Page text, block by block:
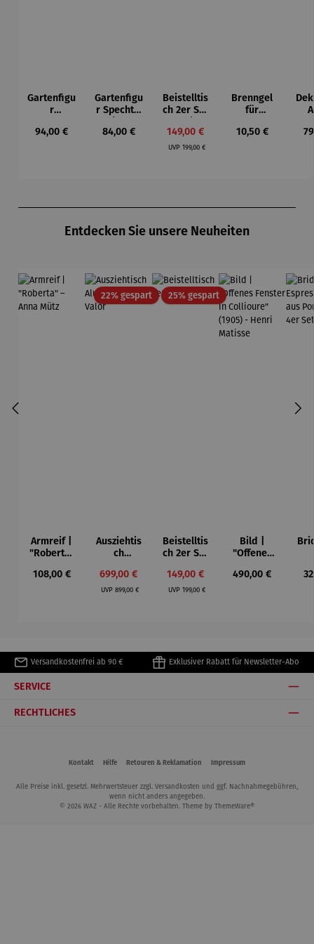
Gartenfigu
r
t Vogel -
Regulärer Preis:
94,00 €
Gartenfigu
r Specht -
Bhire
Regulärer Preis:
84,00 €
Beistelltis
ch 2er Set
Verkaufspreis:
149,00 €
UVP Regulärer Preis:
199,00 €
Brenngel
für
elle -
Regulärer Preis:
10,50 €
Entdecken Sie unsere Neuheiten
Armreif |
"Roberta"
Mütz
Regulärer Preis:
108,00 €
22% gespartRabatt
Ausziehtis
ch
– Valor
Verkaufspreis:
699,00 €
UVPRegulärer Preis:
899,00 €
25% gespartRabatt
Beistelltis
ch 2er Set
Verkaufspreis:
149,00 €
UVP Regulärer Preis:
199,00 €
Bild |
"Offenes
Collioure"
Regulärer Preis:
490,00 €
Versandkostenfrei ab 90 € Exklusiver Rabatt für Newsletter-Abo
SERVICE
RECHTLICHES
Kontakt Hilfe Retouren & Reklamation Impressum
Alle Preise inkl. gesetzl. Mehrwertsteuer zzgl. Versandkosten und ggf. Nachnahmegebühren,
wenn nicht anders angegeben.
© 2026 WAZ - Alle Rechte vorbehalten. Theme by ThemeWare®